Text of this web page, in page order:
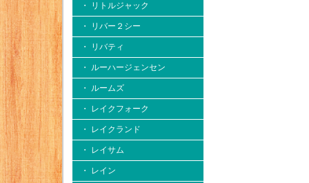
・ リトルジャック
・ リバー２シー
・ リバティ
・ ルーハージェンセン
・ ルームズ
・ レイクフォーク
・ レイクランド
・ レイサム
・ レイン